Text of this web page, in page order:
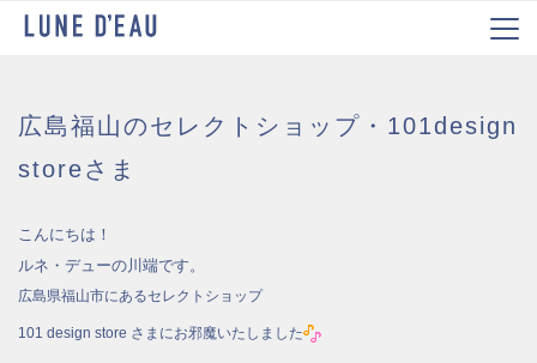
広島福山のセレクトショップ・101design
storeさま
こんにちは！
ルネ・デューの川端です。
広島県福山市にあるセレクトショップ
101 design store さまにお邪魔いたしました